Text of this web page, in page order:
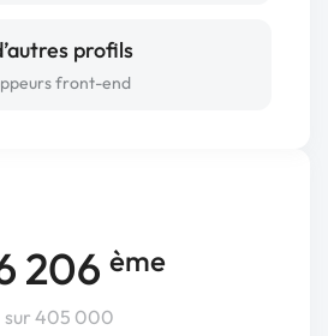
206 ème
sur 405 000
profils
front-end